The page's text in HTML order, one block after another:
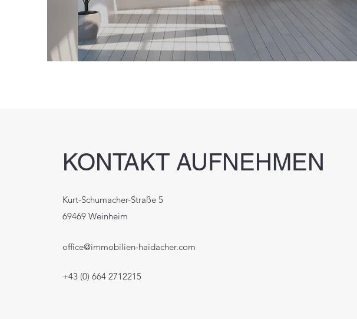
KONTAKT AUFNEHMEN
Kurt-Schumacher-Straße 5
69469 Weinheim
office@immobilien-haidacher.com
+43 (0) 664 2712215